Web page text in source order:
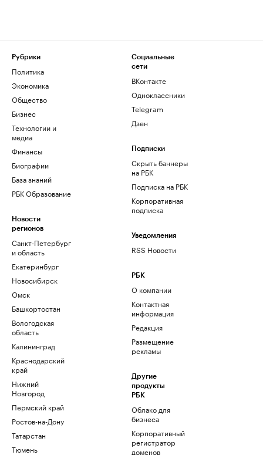
Рубрики
Политика
Экономика
Общество
Бизнес
Технологии и
медиа
Финансы
Биографии
База знаний
РБК Образование
Новости
регионов
Санкт-Петербург
и область
Екатеринбург
Новосибирск
Омск
Башкортостан
Вологодская
область
Калининград
Краснодарский
край
Нижний
Новгород
Пермский край
Ростов-на-Дону
Татарстан
Тюмень
Социальные
сети
ВКонтакте
Одноклассники
Telegram
Дзен
Подписки
Скрыть баннеры
на РБК
Подписка на РБК
Корпоративная
подписка
Уведомления
RSS Новости
РБК
О компании
Контактная
информация
Редакция
Размещение
рекламы
Другие
продукты
РБК
Облако для
бизнеса
Корпоративный
регистратор
доменов